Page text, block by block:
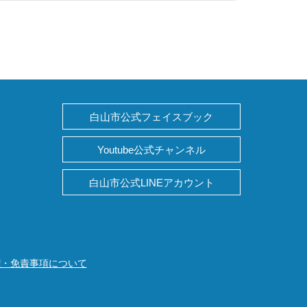
白山市公式フェイスブック
Youtube公式チャンネル
白山市公式LINEアカウント
免責事項について